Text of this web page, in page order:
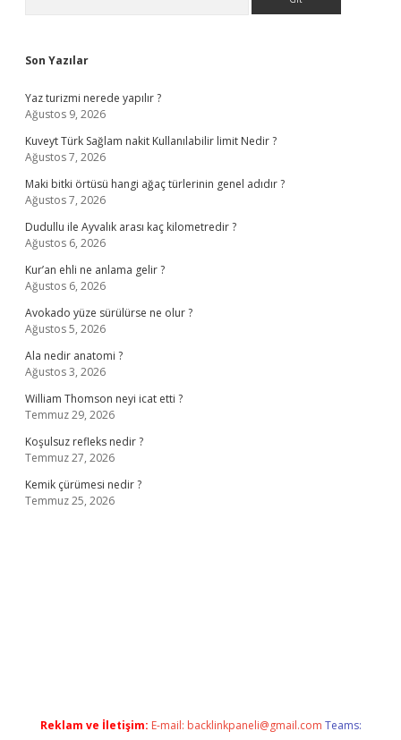
Son Yazılar
Yaz turizmi nerede yapılır ?
Ağustos 9, 2026
Kuveyt Türk Sağlam nakit Kullanılabilir limit Nedir ?
Ağustos 7, 2026
Maki bitki örtüsü hangi ağaç türlerinin genel adıdır ?
Ağustos 7, 2026
Dudullu ile Ayvalık arası kaç kilometredir ?
Ağustos 6, 2026
Kur’an ehli ne anlama gelir ?
Ağustos 6, 2026
Avokado yüze sürülürse ne olur ?
Ağustos 5, 2026
Ala nedir anatomi ?
Ağustos 3, 2026
William Thomson neyi icat etti ?
Temmuz 29, 2026
Koşulsuz refleks nedir ?
Temmuz 27, 2026
Kemik çürümesi nedir ?
Temmuz 25, 2026
Reklam ve İletişim: E-mail: backlinkpaneli@gmail.com Teams: